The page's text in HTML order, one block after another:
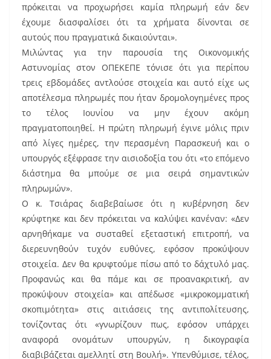
πρόκειται να προχωρήσει καμία πληρωμή εάν δεν
έχουμε διασφαλίσει ότι τα χρήματα δίνονται σε
αυτούς που πραγματικά δικαιούνται».
Μιλώντας για την παρουσία της Οικονομικής
Αστυνομίας στον ΟΠΕΚΕΠΕ τόνισε ότι για περίπου
τρεις εβδομάδες αντλούσε στοιχεία και αυτό είχε ως
αποτέλεσμα πληρωμές που ήταν δρομολογημένες προς
το τέλος Ιουνίου να μην έχουν ακόμη
πραγματοποιηθεί. Η πρώτη πληρωμή έγινε μόλις πριν
από λίγες ημέρες, την περασμένη Παρασκευή και ο
υπουργός εξέφρασε την αισιοδοξία του ότι «το επόμενο
διάστημα θα μπούμε σε μια σειρά σημαντικών
πληρωμών».
Ο κ. Τσιάρας διαβεβαίωσε ότι η κυβέρνηση δεν
κρύφτηκε και δεν πρόκειται να καλύψει κανέναν: «Δεν
αρνηθήκαμε να συσταθεί εξεταστική επιτροπή, να
διερευνηθούν τυχόν ευθύνες, εφόσον προκύψουν
στοιχεία. Δεν θα κρυφτούμε πίσω από το δάχτυλό μας.
Προφανώς και θα πάμε και σε προανακριτική, αν
προκύψουν στοιχεία» και απέδωσε «μικροκομματική
σκοπιμότητα» στις αιτιάσεις της αντιπολίτευσης,
τονίζοντας ότι «γνωρίζουν πως, εφόσον υπάρχει
αναφορά ονομάτων υπουργών, η δικογραφία
διαβιβάζεται αμελλητί στη Βουλή». Υπενθύμισε, τέλος,